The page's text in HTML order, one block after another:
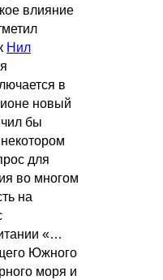
влияние
Нил
в
новый
бы
для
во многом
на
«…
Южного
моря и